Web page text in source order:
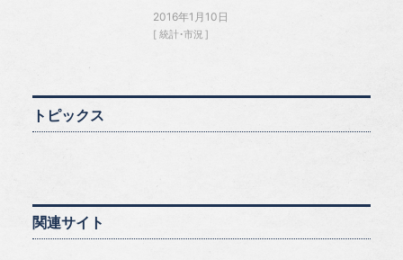
2016年1月10日
統計・市況
トピックス
関連サイト